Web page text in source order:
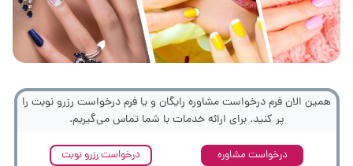
همین الان فرم درخواست مشاوره رایگان و یا فرم درخواست رزرو نوبت را
پر کنید. برای ارائه خدمات با شما تماس می‌گیریم.
درخواست مشاوره درخواست رزرو نوبت